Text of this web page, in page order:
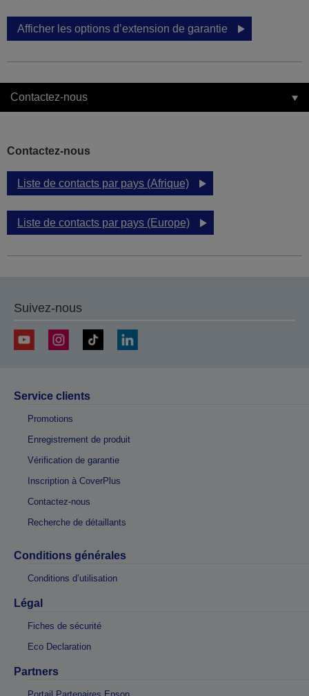
Afficher les options d’extension de garantie
Contactez-nous
Contactez-nous
Liste de contacts par pays (Afrique)
Liste de contacts par pays (Europe)
Suivez-nous
Service clients
Promotions
Enregistrement de produit
Vérification de garantie
Inscription à CoverPlus
Contactez-nous
Recherche de détaillants
Conditions générales
Conditions d’utilisation
Légal
Fiches de sécurité
Eco Declaration
Partners